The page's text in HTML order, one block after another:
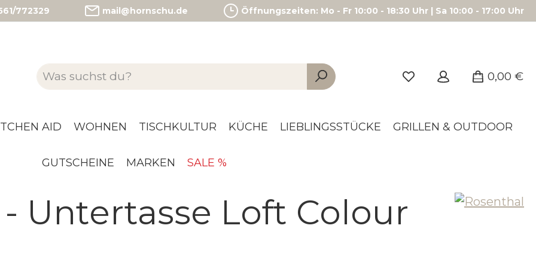
772329 mail@hornschu.de Öffnungszeiten: Mo - Fr 10:00 - 18:30 Uhr | Sa 10:00 - 17:00 Uhr
0,00 €
AID WOHNEN TISCHKULTUR KÜCHE LIEBLINGSSTÜCKE GRILLEN & OUTDOOR
GUTSCHEINE MARKEN SALE %
Untertasse Loft Colour